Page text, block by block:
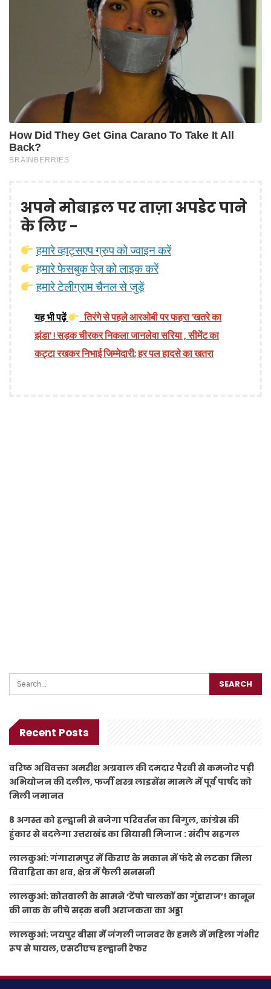
अपने मोबाइल पर ताज़ा अपडेट पाने
के लिए -
हमारे व्हाट्सएप ग्रुप को ज्वाइन करें
हमारे फेसबुक पेज़ को लाइक करें
हमारे टेलीग्राम चैनल से जुड़ें
यह भी पढ़ें
तिरंगे से पहले आरओबी पर फहरा 'खतरे का
झंडा' ! सड़क चीरकर निकला जानलेवा सरिया , सीमेंट का
कट्टा रखकर निभाई जिम्मेदारी; हर पल हादसे का खतरा
Recent Posts
वरिष्ठ अधिवक्ता अमरीश अग्रवाल की दमदार पैरवी से कमजोर पड़ी
अभियोजन की दलील, फर्जी शस्त्र लाइसेंस मामले में पूर्व पार्षद को
मिली जमानत
8 अगस्त को हल्द्वानी से बजेगा परिवर्तन का बिगुल, कांग्रेस की
हुंकार से बदलेगा उत्तराखंड का सियासी मिजाज : संदीप सहगल
लालकुआं: गंगारामपुर में किराए के मकान में फंदे से लटका मिला
विवाहिता का शव, क्षेत्र में फैली सनसनी
लालकुआं: कोतवाली के सामने ‘टेंपो चालकों का गुंडाराज’! कानून
की नाक के नीचे सड़क बनी अराजकता का अड्डा
लालकुआं: जयपुर बीसा में जंगली जानवर के हमले में महिला गंभीर
रूप से घायल, एसटीएच हल्द्वानी रेफर